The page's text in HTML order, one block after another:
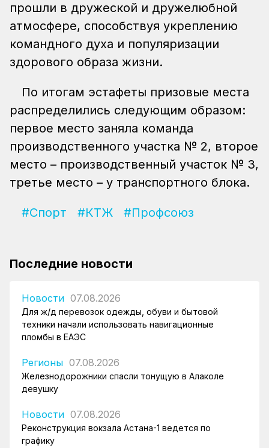
прошли в дружеской и дружелюбной
атмосфере, способствуя укреплению
командного духа и популяризации
здорового образа жизни.
По итогам эстафеты призовые места
распределились следующим образом:
первое место заняла команда
производственного участка № 2, второе
место – производственный участок № 3,
третье место – у транспортного блока.
#Спорт #КТЖ #Профсоюз
Последние новости
Новости 07.08.2026
Для ж/д перевозок одежды, обуви и бытовой
техники начали использовать навигационные
пломбы в ЕАЭС
Регионы 07.08.2026
Железнодорожники спасли тонущую в Алаколе
девушку
Новости 07.08.2026
Реконструкция вокзала Астана-1 ведется по
графику